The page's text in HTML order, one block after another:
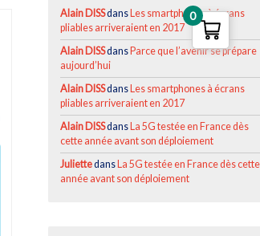
Alain DISSdans Les smartphones à écrans
pliables arriveraient en 2017
Alain DISSdans Parce que l’avenir se prépare
aujourd’hui
Alain DISSdans Les smartphones à écrans
pliables arriveraient en 2017
Alain DISSdans La 5G testée en France dès
cette année avant son déploiement
Juliettedans La 5G testée en France dès cette
année avant son déploiement
0